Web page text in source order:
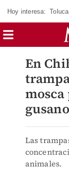
Hoy interesa:
En
Las
animales.